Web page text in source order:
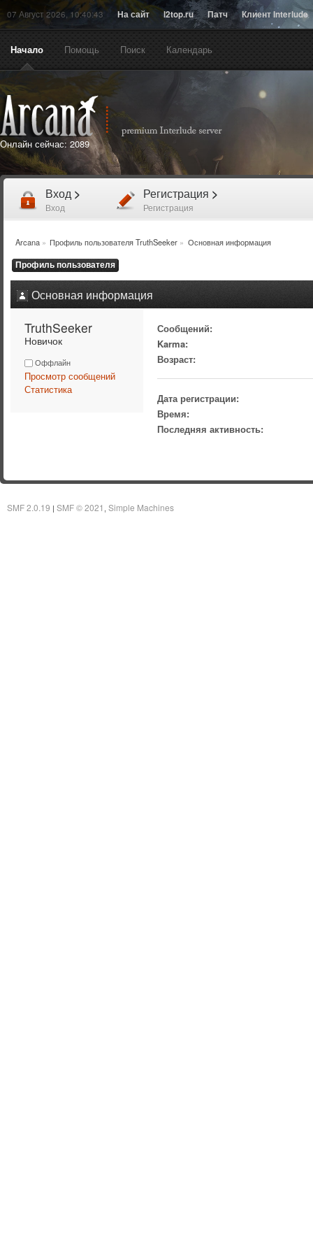
07 Август 2026, 10:40:43 На сайт l2top.ru Патч Клиент Interlude
Начало Помощь Поиск Календарь
Онлайн сейчас: 2089
Вход >
Вход
Регистрация >
Регистрация
Arcana» Профиль пользователя TruthSeeker » Основная информация
Профиль пользователя
Основная информация
TruthSeeker
Новичок
Оффлайн
Просмотр сообщений
Статистика
Сообщений:
Karma:
Возраст:
Дата регистрации:
Время:
Последняя активность:
SMF 2.0.19 | SMF © 2021 Simple Machines